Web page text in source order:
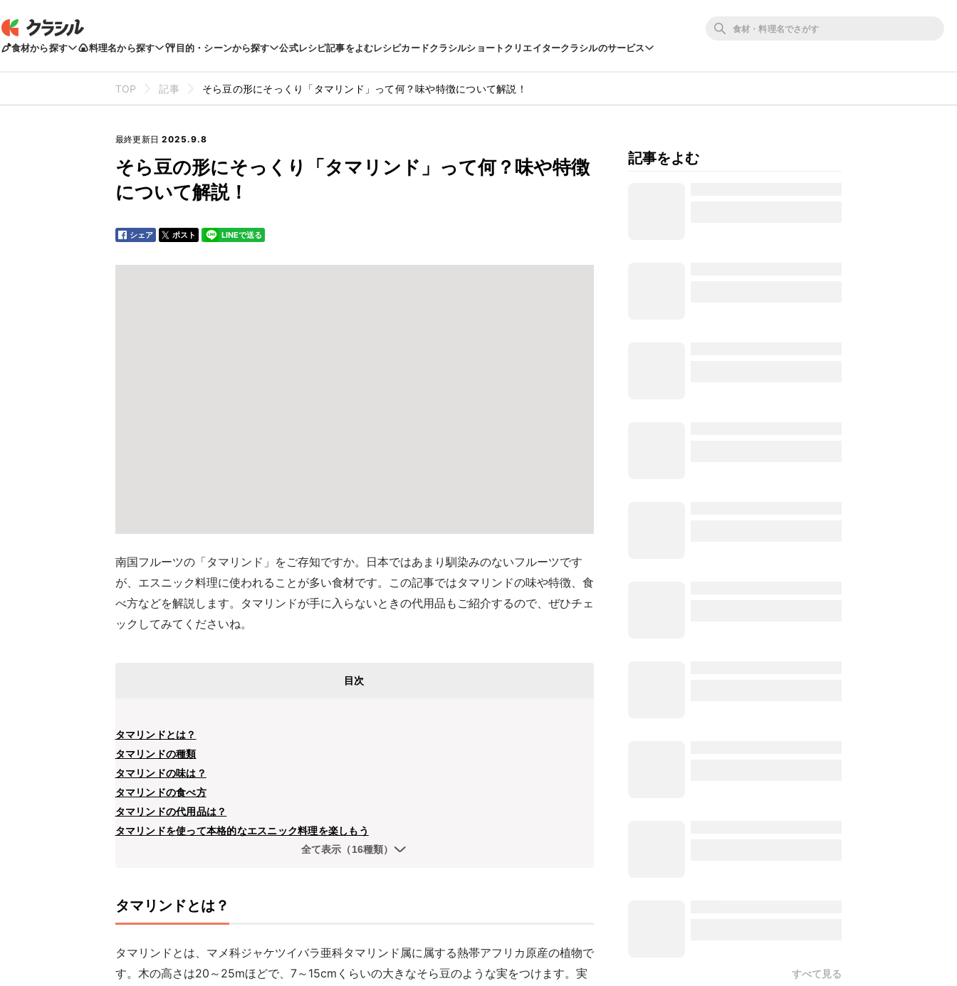
食材から探す 料理名から探す 目的・シーンから探す 公式レシピ記事をよむレシピカードクラシルショートクリエイタークラシルのサービス
TOP 記事 そら豆の形にそっくり「タマリンド」って何？味や特徴について解説！
最終更新日 2025.9.8
そら豆の形にそっくり「タマリンド」って何？味や特徴
について解説！
シェア ポスト LINEで送る
南国フルーツの「タマリンド」をご存知ですか。日本ではあまり馴染みのないフルーツです
が、エスニック料理に使われることが多い食材です。この記事ではタマリンドの味や特徴、食
べ方などを解説します。タマリンドが手に入らないときの代用品もご紹介するので、ぜひチェ
ックしてみてくださいね。
目次
タマリンドとは？
タマリンドの種類
タマリンドの味は？
タマリンドの食べ方
タマリンドの代用品は？
タマリンドを使って本格的なエスニック料理を楽しもう
全て表示（16種類）
タマリンドとは？
タマリンドとは、マメ科ジャケツイバラ亜科タマリンド属に属する熱帯アフリカ原産の植物で
す。木の高さは20～25mほどで、7～15cmくらいの大きなそら豆のような実をつけます。実
記事をよむ
すべて見る